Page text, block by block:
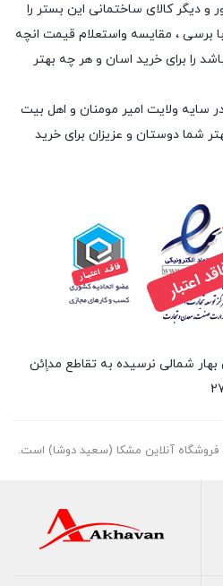
و دیگر کالای ساختمانی این بستر را
برسی ، مقایسه واستعلام قیمت انچه
را برای خرید اسان و هر چه بهتر
سایه ولایت امیر مومنان و اهل بیت
شما دوستان و عزیزان برای خرید
شاد اباد بلوار 45 متری بهار شمالی نرسیده به تقاطع مداِِئن
آنلاین مشکا (سعید دوشا) است.